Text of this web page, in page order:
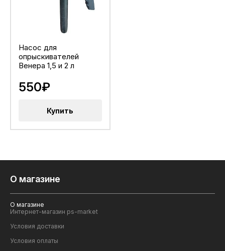
Насос для
опрыскивателей
Венера 1,5 и 2 л
550₽
Купить
О магазине
О магазине
Интернет-магазин ps-market
Условия доставки
Условия оплаты